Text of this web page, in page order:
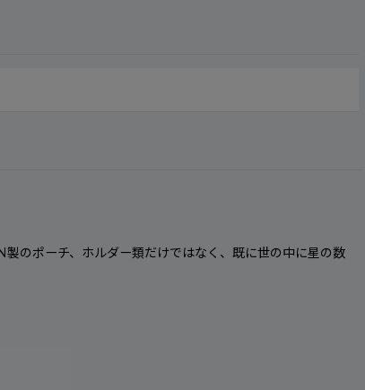
のポーチ、ホルダー類だけではなく、既に世の中に星の数